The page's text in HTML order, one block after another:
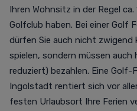
Ihren Wohnsitz in der Regel
Golfclub haben. Bei einer
dürfen Sie auch nicht zwigend
spielen, sondern müssen auch
reduziert) bezahlen. Eine
Ingolstadt rentiert sich vor
festen Urlaubsort Ihre Ferien